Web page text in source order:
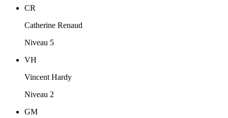
CR
Catherine Renaud
Niveau 5
VH
Vincent Hardy
Niveau 2
GM